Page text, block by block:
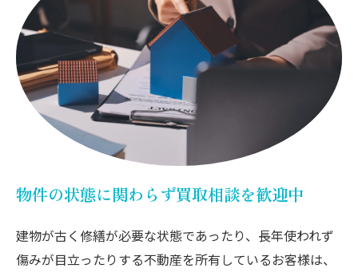
物件の状態に関わらず買取相談を歓迎中
建物が古く修繕が必要な状態であったり、長年使われず
傷みが目立ったりする不動産を所有しているお客様は、